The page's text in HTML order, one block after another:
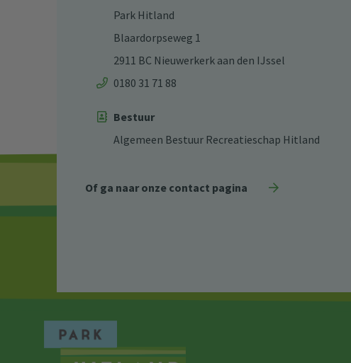
Park Hitland
Blaardorpseweg 1
2911 BC Nieuwerkerk aan den IJssel
0180 31 71 88
Bestuur
Algemeen Bestuur Recreatieschap Hitland
Of ga naar onze contact pagina